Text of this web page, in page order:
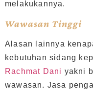
melakukannya.
Wawasan Tinggi
Alasan lainnya
kebutuhan sidang
Rachmat Dani yakni
wawasan. Jasa